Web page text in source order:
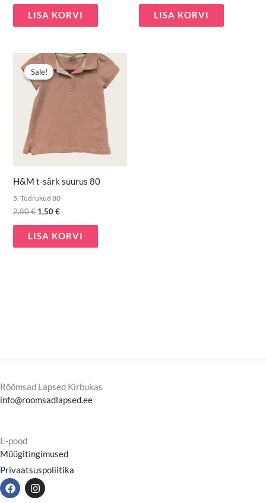
LISA KORVI LISA KORVI
Sale!
Sale!
H&M t-särk suurus 80
5. Tüdrukud 80
2,80€
Algne
hind
oli:
2,80 €.
1,50€
Praegune
hind
on:
1,50 €.
LISA KORVI
Rõõmsad Lapsed Kirbukas
info@roomsadlapsed.ee
E-pood
Müügitingimused
Privaatsuspoliitika
F
a
I
n